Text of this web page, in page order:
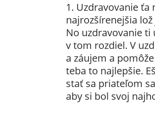
Uzdravovanie ťa
najrozšírenejšia
No uzdravovanie ti
v tom rozdiel. V
a záujem a
teba to najlepšie.
stať sa priateľom
aby si bol svoj